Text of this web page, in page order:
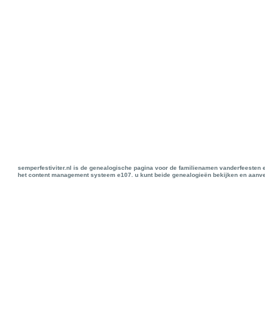
semperfestiviter.nl is de genealogische pagina voor de familienamen
het content management systeem e107. u kunt beide genealogieën bekijken en